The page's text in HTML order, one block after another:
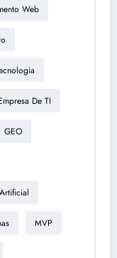
Web
De TI
GEO
MVP